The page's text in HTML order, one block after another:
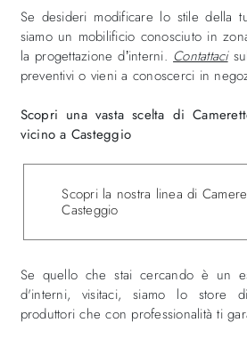
Se desideri modificare lo stile della
siamo un mobilificio conosciuto in
la progettazione d’interni. Contattaci
preventivi o vieni a conoscerci in
Scopri una vasta scelta di
vicino a Casteggio
Scopri la nostra linea di
Casteggio
Se quello che stai cercando è un
d'interni, visitaci, siamo lo store
produttori che con professionalità ti